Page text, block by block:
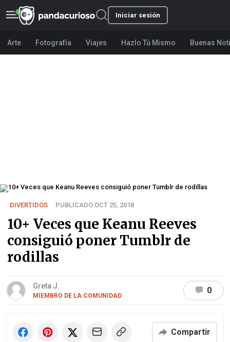
Iniciar sesión
Arte Fotografía Viajes Hazlo Tú Mismo Buenas
DIVERTIDOS PUBLICADO OCT 25, 2018
10+ Veces que Keanu Reeves
consiguió poner Tumblr de
rodillas
Greta J.
MIEMBRO DE LA COMUNIDAD
0
Compartir